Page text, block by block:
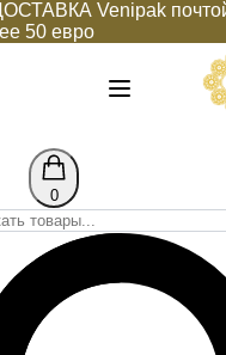
Venipak
50 евро
0